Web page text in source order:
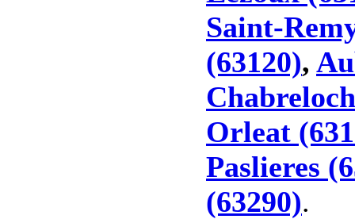
Saint-
(63120),
Orleat
Paslieres
(63290).